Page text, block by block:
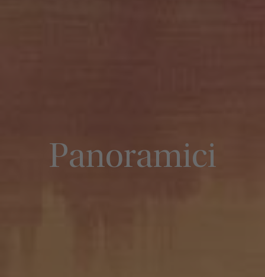
Panoramici